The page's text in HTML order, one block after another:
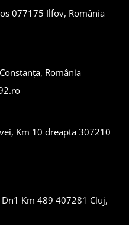
077175 Ilfov, România
România
Km 10 dreapta 307210
Km 489 407281 Cluj,